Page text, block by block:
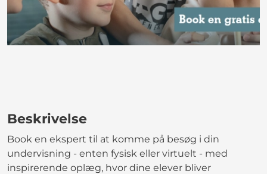
Beskrivelse
Book en ekspert til at komme på besøg i din
undervisning - enten fysisk eller virtuelt - med
inspirerende oplæg, hvor dine elever bliver